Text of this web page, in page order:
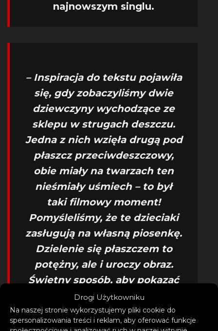
Drogi Użytkowniku
Na naszej stronie wykorzystujemy pliki cookie do
spersonalizowania treści i reklam, aby oferować funkcje
najnowszym singlu.
– Inspiracja do tekstu pojawiła
się, gdy zobaczyliśmy dwie
dziewczyny wychodzące ze
sklepu w strugach deszczu.
Jedna z nich wzięła drugą pod
płaszcz przeciwdeszczowy,
obie miały na twarzach ten
nieśmiały uśmiech – to był
taki filmowy moment!
Pomyśleliśmy, że te dzieciaki
zasługują na własną piosenkę.
Dzielenie się płaszczem to
potężny, ale i uroczy obraz.
Świetny sposób, aby pokazać
komuś, że go kochasz, nawet
jeśli jesteś zbyt nieśmiały, by
powiedzieć to na głos…